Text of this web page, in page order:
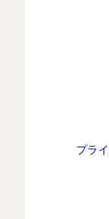
プラ